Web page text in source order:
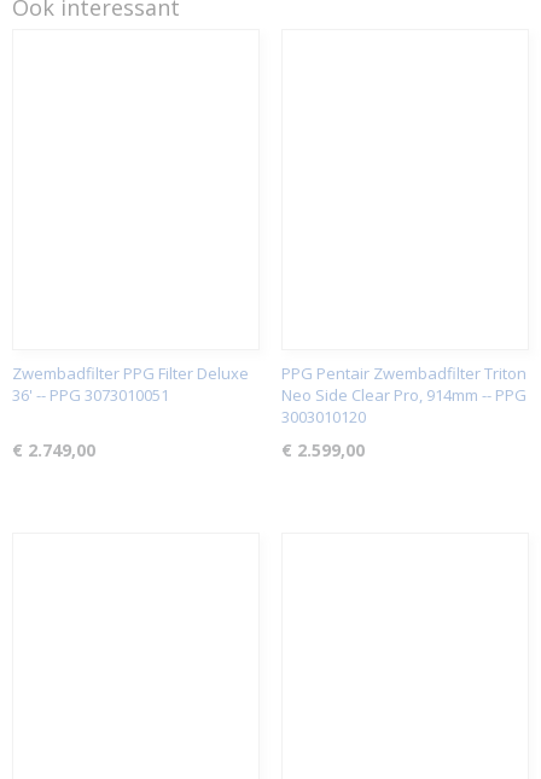
Ook interessant
Zwembadfilter PPG Filter Deluxe
36' -- PPG 3073010051
€ 2.749,00
PPG Pentair Zwembadfilter Triton
Neo Side Clear Pro, 914mm -- PPG
3003010120
€ 2.599,00